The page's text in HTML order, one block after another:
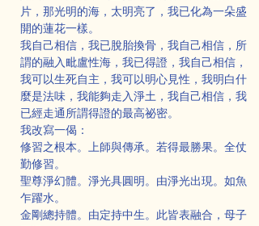
片，那光明的海，太明亮了，我已化為一朵盛
開的蓮花一樣。
我自己相信，我已脫胎換骨，我自己相信，所
謂的融入毗盧性海，我已得證，我自己相信，
我可以生死自主，我可以明心見性，我明白什
麼是法味，我能夠走入淨土，我自己相信，我
已經走通所謂得證的最高祕密。
我改寫一偈：
修習之根本。上師與傳承。若得最勝果。全仗
勤修習。
聖尊淨幻體。淨光具圓明。由淨光出現。如魚
乍躍水。
金剛總持體。由定持中生。此皆表融合，母子